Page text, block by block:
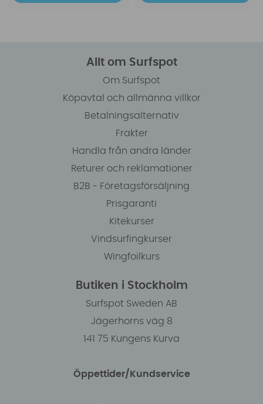
Allt om Surfspot
Om Surfspot
Köpavtal och allmänna villkor
Betalningsalternativ
Frakter
Handla från andra länder
Returer och reklamationer
B2B - Företagsförsäljning
Prisgaranti
Kitekurser
Vindsurfingkurser
Wingfoilkurs
Butiken i Stockholm
Surfspot Sweden AB
Jägerhorns väg 8
141 75 Kungens Kurva
Öppettider/Kundservice